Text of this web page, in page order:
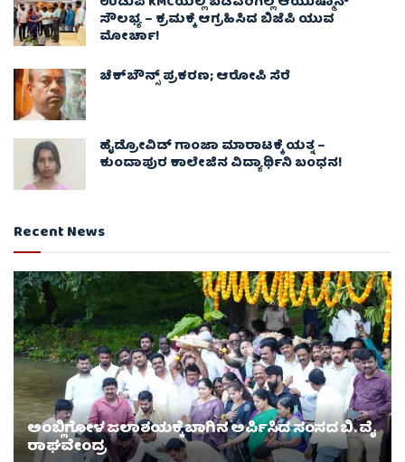
ಸೌಲಭ್ಯ – ಕ್ರಮಕ್ಕೆ ಆಗ್ರಹಿಸಿದ ಬಿಜೆಪಿ ಯುವ
ಮೋರ್ಚಾ!
ಚೆಕ್​ಬೌನ್ಸ್​ ಪ್ರಕರಣ; ಆರೋಪಿ ಸೆರೆ
ಹೈಡ್ರೋವಿಡ್ ಗಾಂಜಾ ಮಾರಾಟಕ್ಕೆ ಯತ್ನ –
ಕುಂದಾಪುರ ಕಾಲೇಜಿನ ವಿದ್ಯಾರ್ಥಿನಿ ಬಂಧನ!
Recent News
ಅಂಬ್ಲಿಗೋಳ ಜಲಾಶಯಕ್ಕೆ ಬಾಗಿನ ಅರ್ಪಿಸಿದ ಸಂಸದ ಬಿ. ವೈ
ರಾಘವೇಂದ್ರ